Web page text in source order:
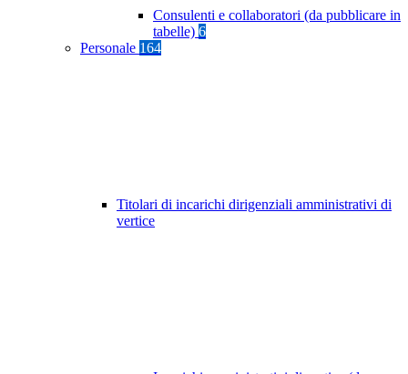
Consulenti e collaboratori (da pubblicare in
tabelle) 6
Personale 164
Titolari di incarichi dirigenziali amministrativi di
vertice